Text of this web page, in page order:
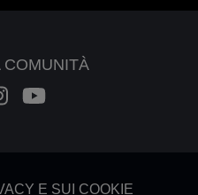
COMUNITÀ
E SUI COOKIE